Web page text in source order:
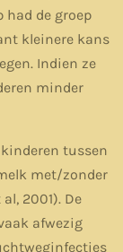
had de groep
kleinere kans
Indien ze
minder
kinderen tussen
met/zonder
2001). De
afwezig